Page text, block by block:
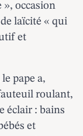
occasion
laïcité « qui
et
pape a,
roulant,
éclair : bains
et